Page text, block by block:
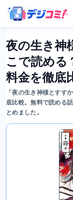
夜の生き神
こで読める
料金を徹底
「夜の生き神様とすす
底比較。無料で読める
とめました。